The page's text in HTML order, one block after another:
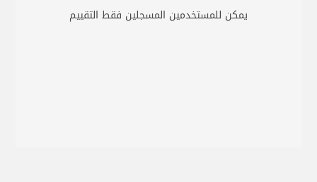
يمكن للمستخدمين المسجلين فقط التقييم